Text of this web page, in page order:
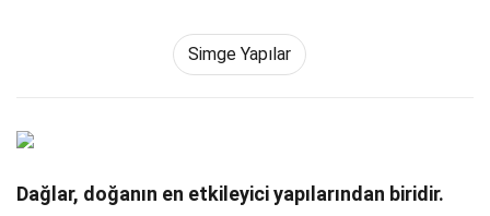
Simge Yapılar
Dağlar, doğanın en etkileyici yapılarından biridir.